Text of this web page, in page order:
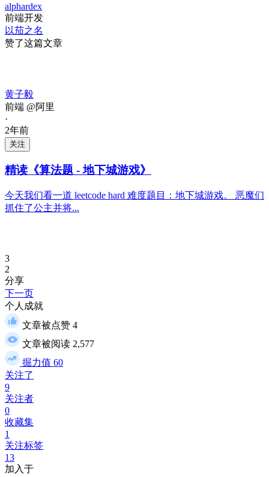
alphardex
前端开发
以茄之名
赞了这篇文章
黄子毅
前端 @阿里
·
2年前
关注
精读《算法题 - 地下城游戏》
今天我们看一道 leetcode hard 难度题目：地下城游戏。 恶魔们
抓住了公主并将...
3
2
分享
下一页
个人成就
文章被点赞 4
文章被阅读 2,577
掘力值 60
关注了
9
关注者
0
收藏集
1
关注标签
13
加入于